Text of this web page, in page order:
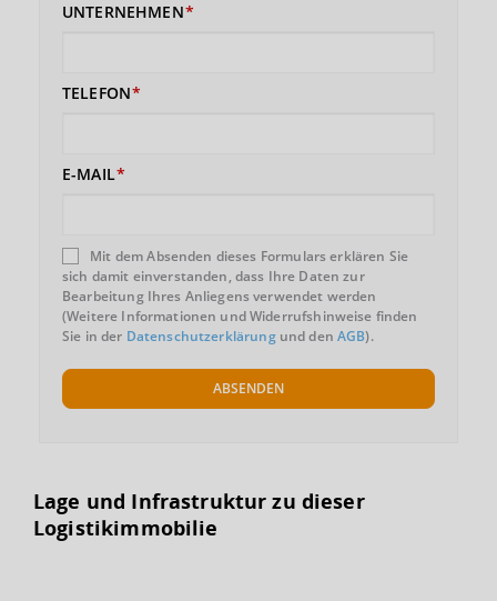
UNTERNEHMEN
TELEFON
E-MAIL
Mit dem Absenden dieses Formulars erklären Sie
sich damit einverstanden, dass Ihre Daten zur
Bearbeitung Ihres Anliegens verwendet werden
(Weitere Informationen und Widerrufshinweise finden
Sie in der Datenschutzerklärungund denAGB).
ABSENDEN
Lage und Infrastruktur zu dieser
Logistikimmobilie